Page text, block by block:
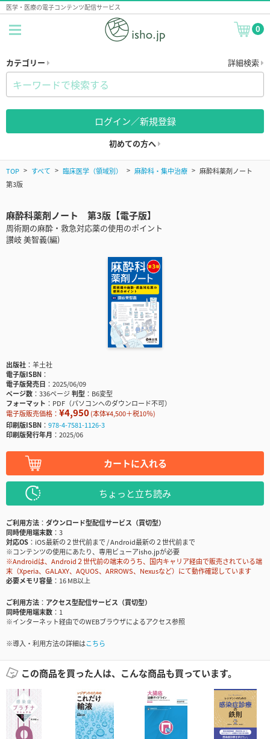
医学・医療の電子コンテンツ配信サービス
0
カテゴリー 詳細検索
ログイン／新規登録
初めての方へ
TOP すべて 臨床医学（領域別） 麻酔科・集中治療
麻酔科薬剤ノート
第3版
麻酔科薬剤ノート 第3版【電子版】
周術期の麻酔・救急対応薬の使用のポイント
讃岐 美智義(編)
出版社
羊土社
電子版ISBN
電子版発売日
2025/06/09
ページ数
336ページ判型
B6変型
フォーマット
PDF（パソコンへのダウンロード不可）
電子版販売価格： ¥4,950(本体¥4,500＋税10％)
印刷版ISBN
978-4-7581-1126-3
印刷版発行年月
2025/06
カートに入れる
ちょっと立ち読み
ご利用方法
ダウンロード型配信サービス（買切型）
同時使用端末数
3
対応OS
iOS最新の２世代前まで / Android最新の２世代前まで
※コンテンツの使用にあたり、専用ビューアisho.jpが必要
※Androidは、Android２世代前の端末のうち、国内キャリア経由で販売されている端
末（Xperia、GALAXY、AQUOS、ARROWS、Nexusなど）にて動作確認しています
必要メモリ容量
16 MB以上
ご利用方法
アクセス型配信サービス（買切型）
同時使用端末数
1
※インターネット経由でのWEBブラウザによるアクセス参照
※導入・利用方法の詳細はこちら
この商品を買った人は、こんな商品も買っています。